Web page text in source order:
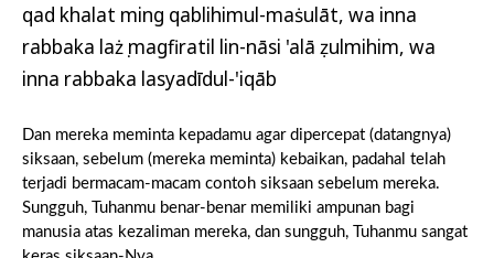
qad khalat ming qablihimul-maṡulāt, wa inna
rabbaka lażụ magfiratil lin-nāsi 'alā ẓulmihim, wa
inna rabbaka lasyadīdul-'iqāb
Dan mereka meminta kepadamu agar dipercepat (datangnya)
siksaan, sebelum (mereka meminta) kebaikan, padahal telah
terjadi bermacam-macam contoh siksaan sebelum mereka.
Sungguh, Tuhanmu benar-benar memiliki ampunan bagi
manusia atas kezaliman mereka, dan sungguh, Tuhanmu sangat